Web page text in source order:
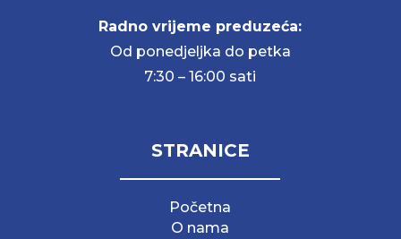
Radno vrijeme preduzeća:
Od ponedjeljka do petka
7:30 – 16:00 sati
STRANICE
Početna
O nama